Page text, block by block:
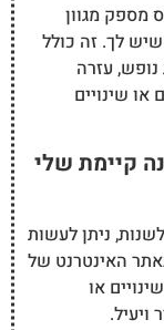
מספק מגוון
לך. זה כולל
נופש, עזרה
שינויים
קיימת שלי
ניתן לעשות
האינטרנט של
או
ויעיל.